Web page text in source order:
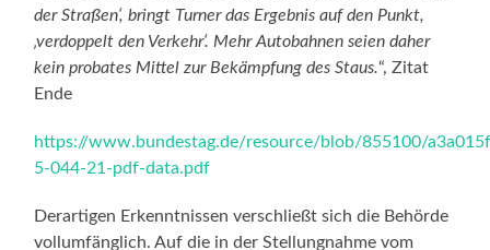
der Straßen‘, bringt Turner das Ergebnis auf den Punkt,
‚verdoppelt den Verkehr‘. Mehr Autobahnen seien daher
kein probates Mittel zur Bekämpfung des Staus.“, Zitat
Ende
https://www.bundestag.de/resource/blob/855100/
5-044-21-pdf-data.pdf
Derartigen Erkenntnissen verschließt sich die Behörde
vollumfänglich. Auf die in der Stellungnahme vom